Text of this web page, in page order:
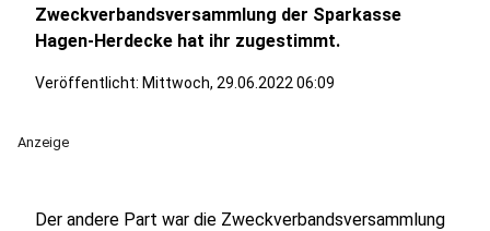
Zweckverbandsversammlung der Sparkasse
Hagen-Herdecke hat ihr zugestimmt.
Veröffentlicht: Mittwoch, 29.06.2022 06:09
Anzeige
Der andere Part war die Zweckverbandsversammlung